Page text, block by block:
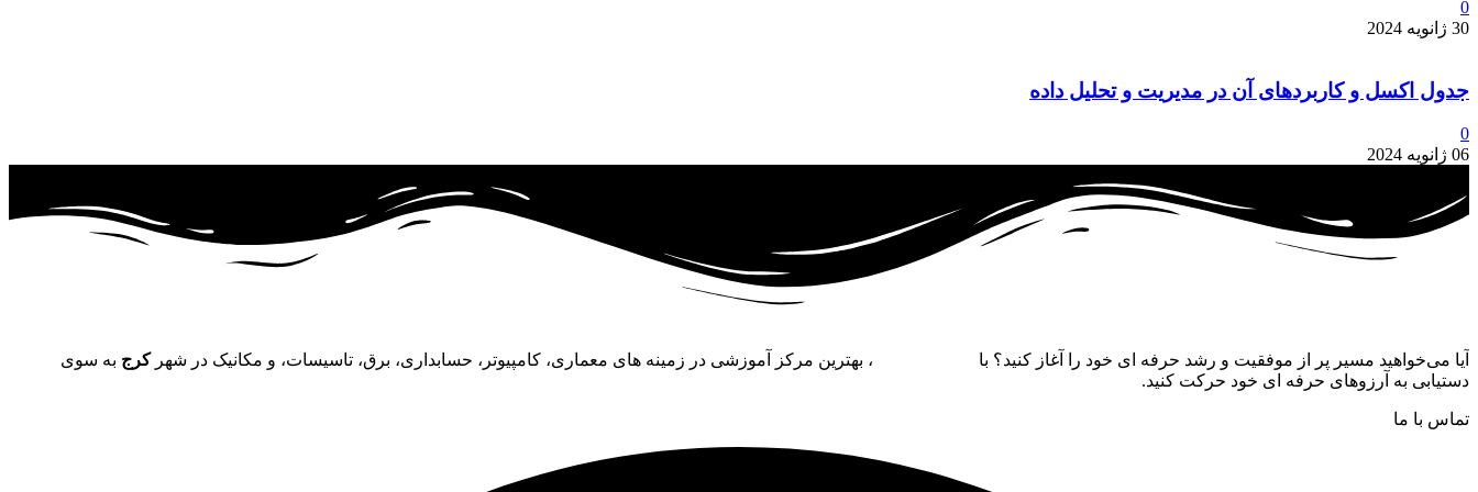
0
30 ژانویه 2024
جدول اکسل و کاربردهای آن در مدیریت و تحلیل داده
0
06 ژانویه 2024
آیا می‌خواهید مسیر پر از موفقیت و رشد حرفه‌ ای خود را آغاز کنید؟ با ، بهترین مرکز آموزشی در زمینه‌ های معماری، کامپیوتر، حسابداری، برق، تاسیسات، و مکانیک در شهرکرج به سوی
دستیابی به آرزوهای حرفه‌ ای خود حرکت کنید.
تماس با ما